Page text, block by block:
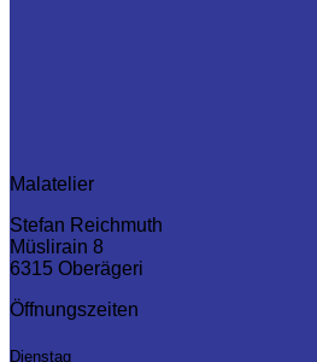
Mal­­atelier
Stefan Reichmuth
Müslirain 8
6315 Oberägeri
Öffnungszeiten
Dienstag